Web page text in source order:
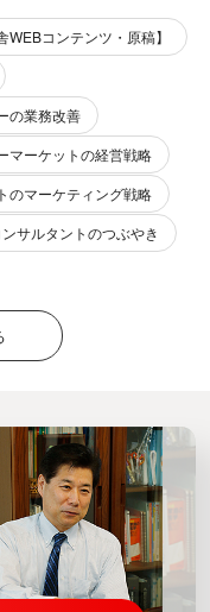
WEBコンテンツ・原稿】
の業務改善
マーケットの経営戦略
のマーケティング戦略
ンサルタントのつぶやき